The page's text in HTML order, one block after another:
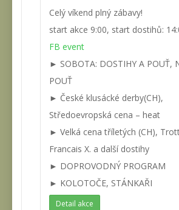
Celý víkend plný zábavy!
start akce 9:00, start dostihů:
FB event
► SOBOTA: DOSTIHY A POUŤ,
POUŤ
► České klusácké derby(CH),
Středoevropská cena – heat
► Velká cena tříletých (CH),
Francais X. a další dostihy
► DOPROVODNÝ PROGRAM
► KOLOTOČE, STÁNKAŘI
Detail akce